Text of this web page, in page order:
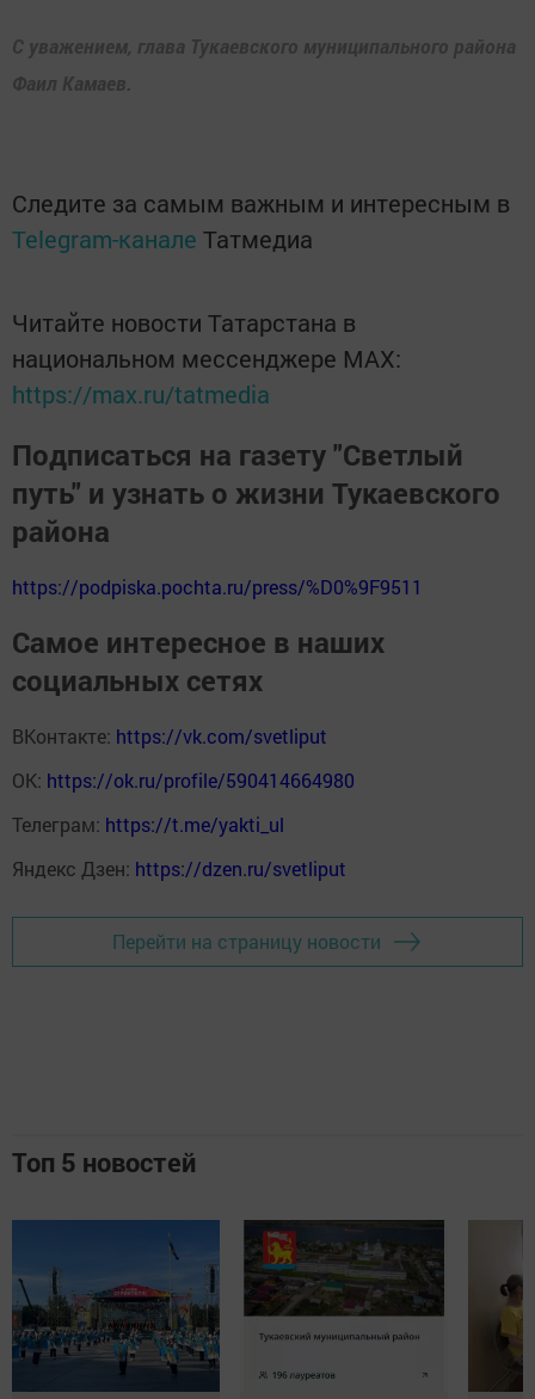
С уважением, глава Тукаевского муниципального района
Фаил Камаев.
Следите за самым важным и интересным в
Telegram-канале Татмедиа
Читайте новости Татарстана в
национальном мессенджере MАХ:
https://max.ru/tatmedia
Подписаться на газету "Светлый
путь" и узнать о жизни Тукаевского
района
https://podpiska.pochta.ru/press/%D0%9F9511
Самое интересное в наших
социальных сетях
ВКонтакте: https://vk.com/svetliput
ОК: https://ok.ru/profile/590414664980
Телеграм: https://t.me/yakti_ul
Яндекс Дзен: https://dzen.ru/svetliput
Перейти на страницу новости
Топ 5 новостей